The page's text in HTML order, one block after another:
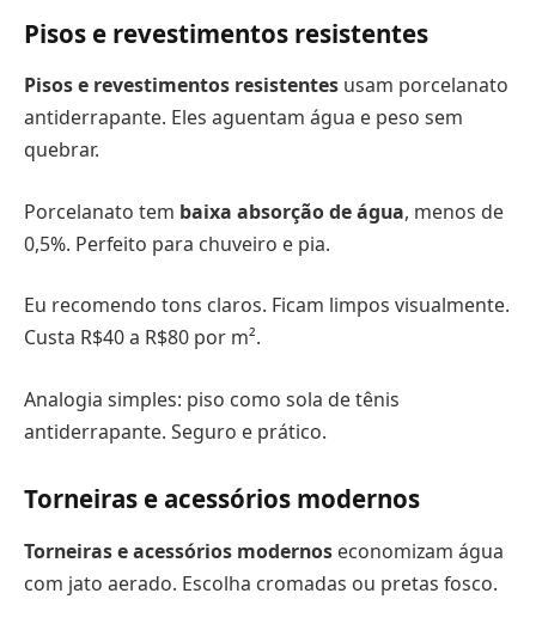
Pisos e revestimentos resistentes
Pisos e revestimentos resistentes usam porcelanato
antiderrapante. Eles aguentam água e peso sem
quebrar.
Porcelanato tem baixa absorção de água, menos de
0,5%. Perfeito para chuveiro e pia.
Eu recomendo tons claros. Ficam limpos visualmente.
Custa R$40 a R$80 por m².
Analogia simples: piso como sola de tênis
antiderrapante. Seguro e prático.
Torneiras e acessórios modernos
Torneiras e acessórios modernos economizam água
com jato aerado. Escolha cromadas ou pretas fosco.